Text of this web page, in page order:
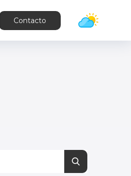
Contacto